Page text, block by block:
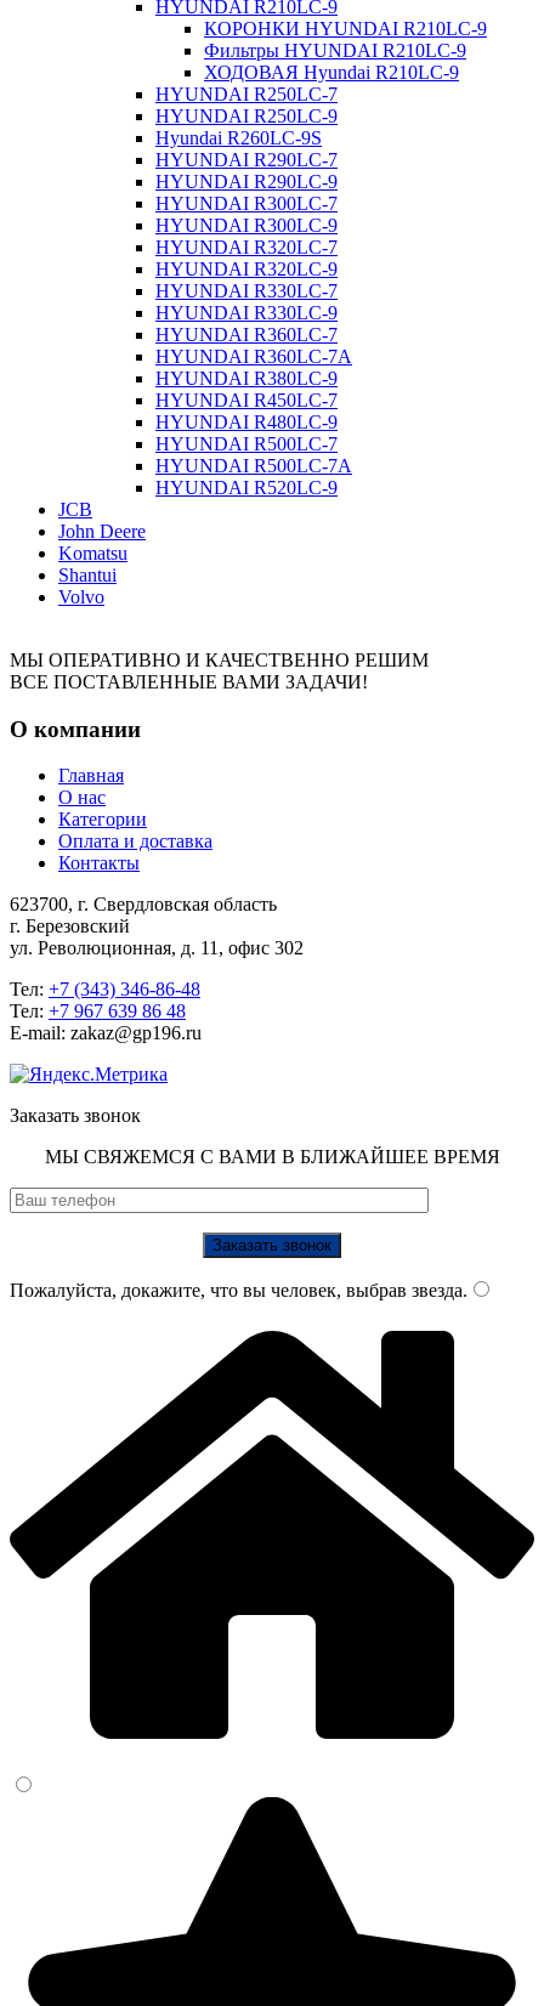
HYUNDAI R210LC-9
КОРОНКИ HYUNDAI R210LC-9
Фильтры HYUNDAI R210LC-9
ХОДОВАЯ Hyundai R210LC-9
HYUNDAI R250LC-7
HYUNDAI R250LC-9
Hyundai R260LC-9S
HYUNDAI R290LC-7
HYUNDAI R290LC-9
HYUNDAI R300LC-7
HYUNDAI R300LC-9
HYUNDAI R320LC-7
HYUNDAI R320LC-9
HYUNDAI R330LC-7
HYUNDAI R330LC-9
HYUNDAI R360LC-7
HYUNDAI R360LC-7A
HYUNDAI R380LC-9
HYUNDAI R450LC-7
HYUNDAI R480LC-9
HYUNDAI R500LC-7
HYUNDAI R500LC-7A
HYUNDAI R520LC-9
JCB
John Deere
Komatsu
Shantui
Volvo
МЫ ОПЕРАТИВНО И КАЧЕСТВЕННО РЕШИМ
ВСЕ ПОСТАВЛЕННЫЕ ВАМИ ЗАДАЧИ!
О компании
Главная
О нас
Категории
Оплата и доставка
Контакты
623700, г. Свердловская область
г. Березовский
ул. Революционная, д. 11, офис 302
Тел: +7 (343) 346-86-48
Тел: +7 967 639 86 48
E-mail: zakaz@gp196.ru
Заказать звонок
МЫ СВЯЖЕМСЯ С ВАМИ В БЛИЖАЙШЕЕ ВРЕМЯ
Пожалуйста, докажите, что вы человек, выбрав звезда.